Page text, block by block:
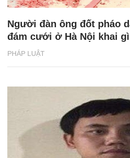
PHÁP LUẬT
Người đàn ông đốt pháo
đám cưới ở Hà Nội khai